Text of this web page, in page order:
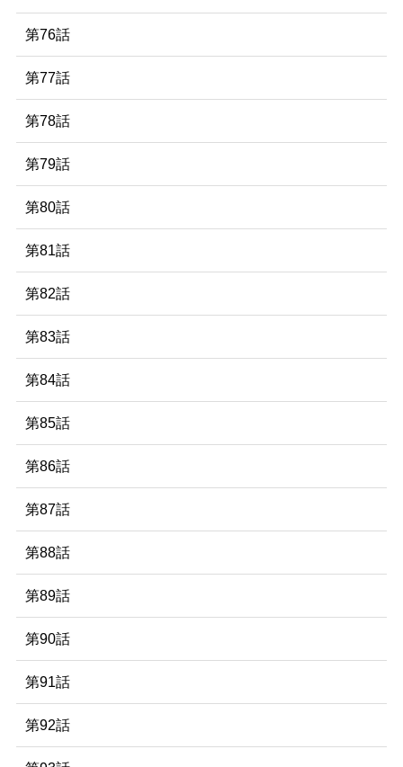
第76話
第77話
第78話
第79話
第80話
第81話
第82話
第83話
第84話
第85話
第86話
第87話
第88話
第89話
第90話
第91話
第92話